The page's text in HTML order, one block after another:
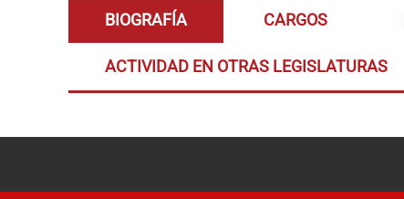
BIOGRAFÍA CARGOS
ACTIVIDAD EN OTRAS LEGISLATURAS